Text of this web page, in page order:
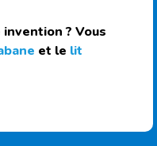
? Vous
et le lit